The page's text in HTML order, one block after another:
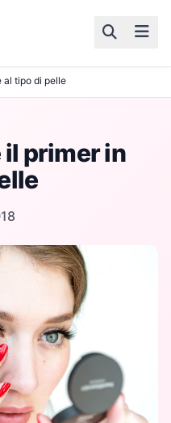
al tipo di pelle
primer in